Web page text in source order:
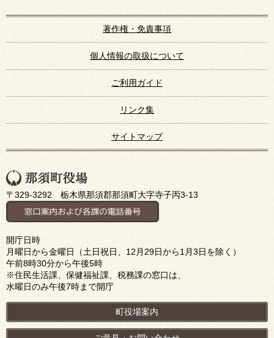
著作権・免責事項
個人情報の取扱について
ご利用ガイド
リンク集
サイトマップ
〒329-3292 栃木県那須郡那須町大字寺子丙3-13
開庁日時
月曜日から金曜日（土日祝日、12月29日から1月3日を除く）
午前8時30分から午後5時
※住民生活課、保健福祉課、税務課の窓口は、
水曜日のみ午後7時まで開庁
町役場案内